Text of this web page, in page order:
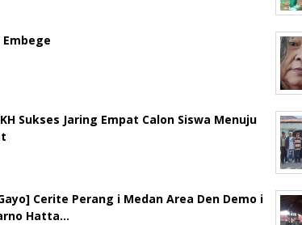
Sukses Jaring Empat Calon Siswa Menuju
Cerite Perang i Medan Area Den Demo i
Hatta…